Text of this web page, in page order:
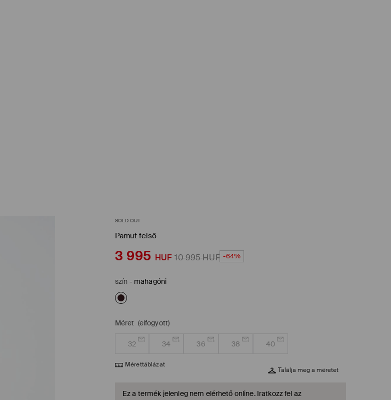
SOLD OUT
Pamut felső
3 995 HUF 10 995HUF -64%
szín - mahagóni
Méret (elfogyott)
32 34 36 38 40
Mérettáblázat
Találja meg a méretet
Ez a termék jelenleg nem elérhető online. Iratkozz fel az